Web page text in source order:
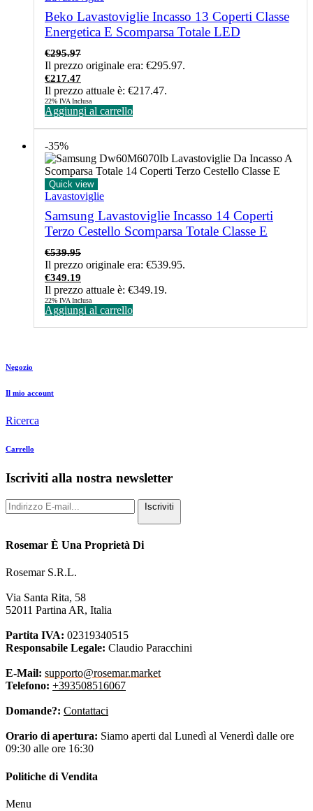
Beko Lavastoviglie Incasso 13 Coperti Classe
Energetica E Scomparsa Totale LED
€295.97
Il prezzo originale era: €295.97.
€217.47
Il prezzo attuale è: €217.47.
22% IVA Inclusa
Aggiungi al carrello
-35%
Quick view
Lavastoviglie
Samsung Lavastoviglie Incasso 14 Coperti
Terzo Cestello Scomparsa Totale Classe E
€539.95
Il prezzo originale era: €539.95.
€349.19
Il prezzo attuale è: €349.19.
22% IVA Inclusa
Aggiungi al carrello
Negozio
Il mio account
Ricerca
Carrello
Iscriviti alla nostra newsletter
Iscriviti
Rosemar È Una Proprietà Di
Rosemar S.R.L.
Via Santa Rita, 58
52011 Partina AR, Italia
Partita IVA: 02319340515
Responsabile Legale: Claudio Paracchini
E-Mail: supporto@rosemar.market
Telefono: +393508516067
Domande?: Contattaci
Orario di apertura: Siamo aperti dal Lunedì al Venerdì dalle ore
09:30 alle ore 16:30
Politiche di Vendita
Menu